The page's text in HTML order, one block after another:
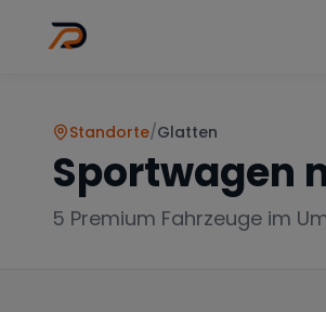
Standorte/Glatten
Sportwagen
5 Premium Fahrzeuge im